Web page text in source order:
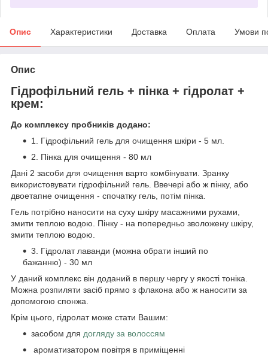
Опис Характеристики Доставка Оплата Умови
Опис
Гідрофільний гель + пінка + гідролат +
крем:
До комплексу пробників додано:
1. Гідрофільний гель для очищення шкіри - 5 мл.
2. Пінка для очищення - 80 мл
Дані 2 засоби для очищення варто комбінувати. Зранку
використовувати гідрофільний гель. Ввечері або ж пінку, або
двоетапне очищення - спочатку гель, потім пінка.
Гель потрібно наносити на суху шкіру масажними рухами,
змити теплою водою. Пінку - на попередньо зволожену шкіру,
змити теплою водою.
3. Гідролат лаванди (можна обрати інший по
бажанню) - 30 мл
У даний комплекс він доданий в першу чергу у якості тоніка.
Можна розпиляти засіб прямо з флакона або ж наносити за
допомогою спонжа.
Крім цього, гідролат може стати Вашим:
засобом для догляду за волоссям
ароматизатором повітря в приміщенні